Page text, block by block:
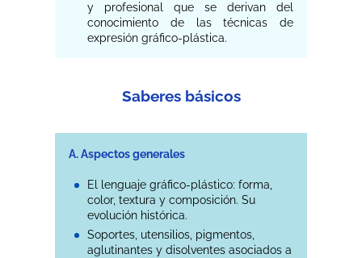
y profesional que se derivan del
conocimiento de las técnicas de
expresión gráfico-plástica.
Saberes básicos
A. Aspectos generales
El lenguaje gráfico-plástico: forma,
color, textura y composición. Su
evolución histórica.
Soportes, utensilios, pigmentos,
aglutinantes y disolventes asociados a